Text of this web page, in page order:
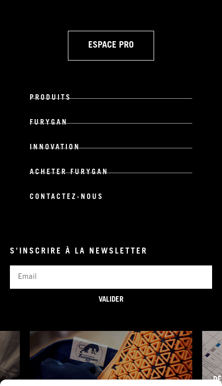
ESPACE PRO
PRODUITS
FURYGAN
INNOVATION
ACHETER FURYGAN
CONTACTEZ-NOUS
S'INSCRIRE À LA NEWSLETTER
VALIDER